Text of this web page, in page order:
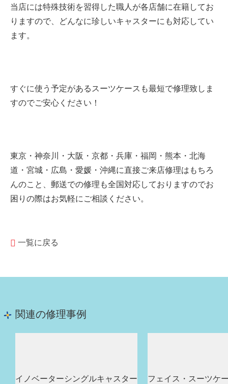
当店には特殊技術を習得した職人が各店舗に在籍してお
りますので、どんなに珍しいキャスターにも対応してい
ます。
すぐに使う予定があるスーツケースも最短で修理致しま
すのでご安心ください！
東京・神奈川・大阪・京都・兵庫・福岡・熊本・北海
道・宮城・広島・愛媛・沖縄に直接ご来店修理はもちろ
んのこと、郵送での修理も全国対応しておりますのでお
困りの際はお気軽にご相談ください。
一覧に戻る
関連の修理事例